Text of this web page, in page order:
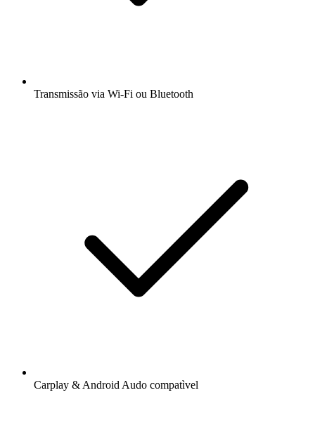
Transmissão via Wi-Fi ou Bluetooth
Carplay & Android Audo compatìvel